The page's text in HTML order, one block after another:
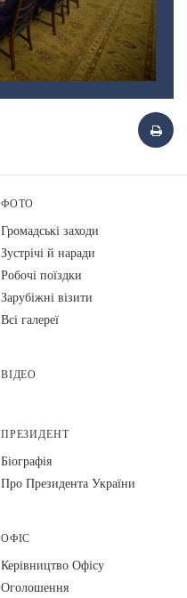
ФОТО
Громадські заходи
Зустрічі й наради
Робочі поїздки
Зарубіжні візити
Всі галереї
ВІДЕО
ПРЕЗИДЕНТ
Біографія
Про Президента України
ОФІС
Керівництво Офісу
Оголошення